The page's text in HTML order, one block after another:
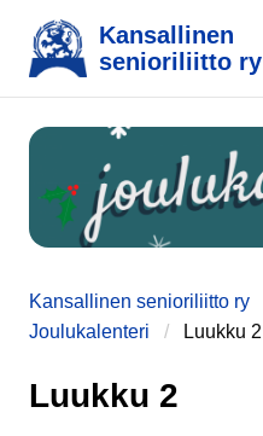
Kansallinen
senioriliitto ry
Kansallinen senioriliitto ry
Joulukalenteri
Luukku 2
Luukku 2